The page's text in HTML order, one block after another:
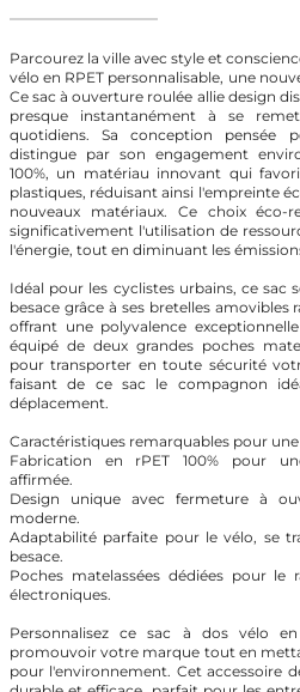
Parcourez la ville avec style et
vélo en RPET personnalisable, une
Ce sac à ouverture roulée allie design
presque instantanément à se
quotidiens. Sa conception pensée
distingue par son engagement
100%, un matériau innovant qui
plastiques, réduisant ainsi l'empreinte
nouveaux matériaux. Ce choix éco-
significativement l'utilisation de
l'énergie, tout en diminuant les
Idéal pour les cyclistes urbains, ce sac
besace grâce à ses bretelles amovibles
offrant une polyvalence
équipé de deux grandes poches
pour transporter en toute sécurité
faisant de ce sac le compagnon
déplacement.
Caractéristiques remarquables pour
Fabrication en rPET 100% pour
affirmée.
Design unique avec fermeture à
moderne.
Adaptabilité parfaite pour le vélo, se
besace.
Poches matelassées dédiées pour le
électroniques.
Personnalisez ce sac à dos vélo
promouvoir votre marque tout en
pour l'environnement. Cet accessoire